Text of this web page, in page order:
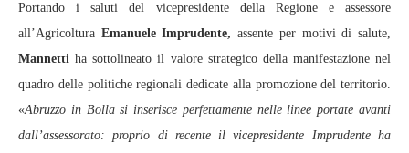
Portando i saluti del vicepresidente della Regione e assessore
all’Agricoltura Emanuele Imprudente, assente per motivi di salute,
Mannetti ha sottolineato il valore strategico della manifestazione nel
quadro delle politiche regionali dedicate alla promozione del territorio.
«Abruzzo in Bolla si inserisce perfettamente nelle linee portate avanti
dall’assessorato: proprio di recente il vicepresidente Imprudente ha